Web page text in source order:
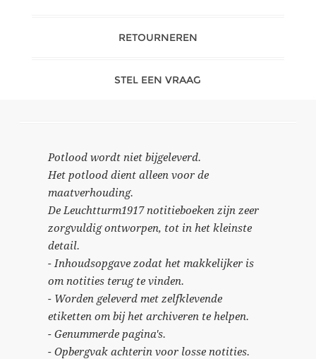
RETOURNEREN
STEL EEN VRAAG
Potlood wordt niet bijgeleverd.
Het potlood dient alleen voor de
maatverhouding.
De Leuchtturm1917 notitieboeken zijn zeer
zorgvuldig ontworpen, tot in het kleinste
detail.
- Inhoudsopgave zodat het makkelijker is
om notities terug te vinden.
- Worden geleverd met zelfklevende
etiketten om bij het archiveren te helpen.
- Genummerde pagina's.
- Opbergvak achterin voor losse notities.